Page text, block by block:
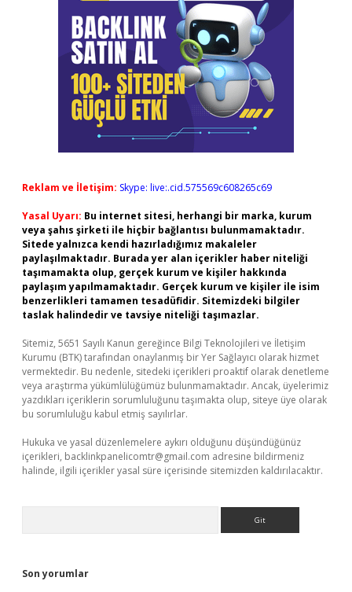
Reklam ve İletişim: Skype: live:.cid.575569c608265c69
Yasal Uyarı: Bu internet sitesi, herhangi bir marka, kurum
veya şahıs şirketi ile hiçbir bağlantısı bulunmamaktadır.
Sitede yalnızca kendi hazırladığımız makaleler
paylaşılmaktadır. Burada yer alan içerikler haber niteliği
taşımamakta olup, gerçek kurum ve kişiler hakkında
paylaşım yapılmamaktadır. Gerçek kurum ve kişiler ile isim
benzerlikleri tamamen tesadüfidir. Sitemizdeki bilgiler
taslak halindedir ve tavsiye niteliği taşımazlar.
Sitemiz, 5651 Sayılı Kanun gereğince Bilgi Teknolojileri ve İletişim
Kurumu (BTK) tarafından onaylanmış bir Yer Sağlayıcı olarak hizmet
vermektedir. Bu nedenle, sitedeki içerikleri proaktif olarak denetleme
veya araştırma yükümlülüğümüz bulunmamaktadır. Ancak, üyelerimiz
yazdıkları içeriklerin sorumluluğunu taşımakta olup, siteye üye olarak
bu sorumluluğu kabul etmiş sayılırlar.
Hukuka ve yasal düzenlemelere aykırı olduğunu düşündüğünüz
içerikleri, backlinkpanelicomtr@gmail.com adresine bildirmeniz
halinde, ilgili içerikler yasal süre içerisinde sitemizden kaldırılacaktır.
Son yorumlar